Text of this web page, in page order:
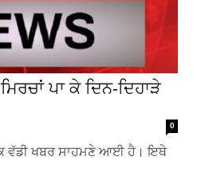
ਪਾ ਕੇ ਦਿਨ-ਦਿਹਾੜੇ
0
ਵੱਡੀ ਖਬਰ ਸਾਹਮਣੇ ਆਈ ਹੈ। ਇਥੇ